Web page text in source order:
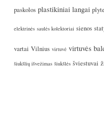
paskolos plastikiniai langai
elektrinės saulės kolektoriai sienos
vartai Vilnius virtuvė virtuvės
šiukšlių išvežimas šiukšlės šviestuvai